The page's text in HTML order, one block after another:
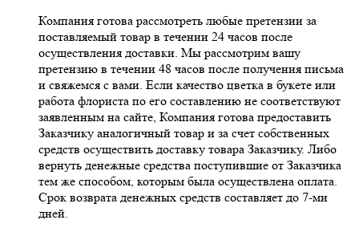
Компания готова рассмотреть любые претензии за
поставляемый товар в течении 24 часов после
осуществления доставки. Мы рассмотрим вашу
претензию в течении 48 часов после получения письма
и свяжемся с вами. Если качество цветка в букете или
работа флориста по его составлению не соответствуют
заявленным на сайте, Компания готова предоставить
Заказчику аналогичный товар и за счет собственных
средств осуществить доставку товара Заказчику. Либо
вернуть денежные средства поступившие от Заказчика
тем же способом, которым была осуществлена оплата.
Срок возврата денежных средств составляет до 7-ми
дней.